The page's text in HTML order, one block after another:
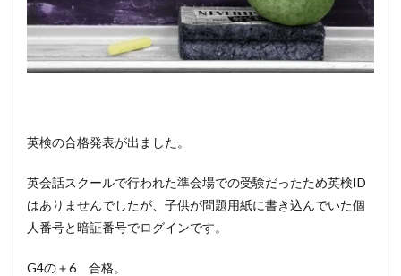
英検の合格発表が出ました。
英会話スクールで行われた準会場での受験だったため英検ID
はありませんでしたが、子供が問題用紙に書き込んでいた個
人番号と暗証番号でログインです。
G4の＋6 合格。